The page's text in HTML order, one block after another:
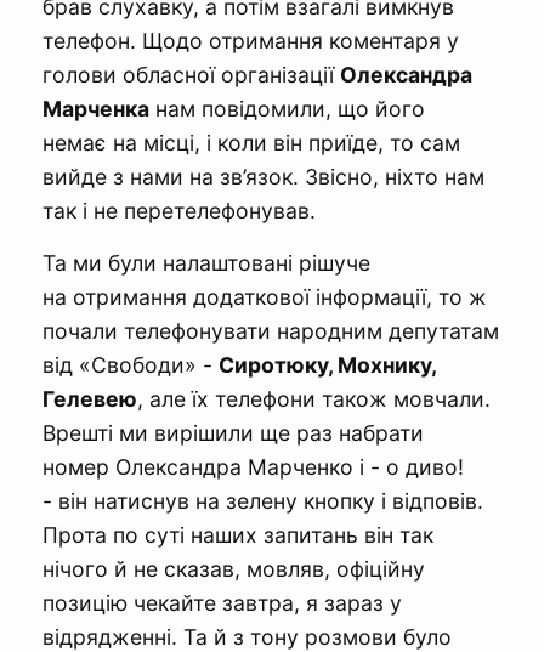
брав слухавку, а потім взагалі вимкнув
телефон. Щодо отримання коментаря у
голови обласної організації Олександра
Марченка нам повідомили, що його
немає на місці, і коли він приїде, то сам
вийде з нами на зв’язок. Звісно, ніхто нам
так і не перетелефонував.
Та ми були налаштовані рішуче
на отримання додаткової інформації, то ж
почали телефонувати народним депутатам
від «Свободи» - Сиротюку, Мохнику,
Гелевею, але їх телефони також мовчали.
Врешті ми вирішили ще раз набрати
номер Олександра Марченко і - о диво!
- він натиснув на зелену кнопку і відповів.
Прота по суті наших запитань він так
нічого й не сказав, мовляв, офіційну
позицію чекайте завтра, я зараз у
відрядженні. Та й з тону розмови було